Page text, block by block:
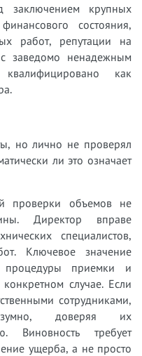
заключением крупных
состояния,
работ, репутации на
заведомо ненадежным
как
но лично не проверял
ли это означает
проверки объемов не
Директор вправе
специалистов,
Ключевое значение
приемки и
случае. Если
сотрудниками,
доверяя их
Виновность требует
ущерба, а не просто